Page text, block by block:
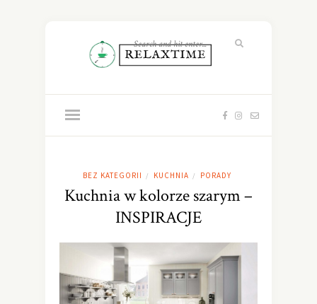
BEZ KATEGORII / KUCHNIA / PORADY
Kuchnia w kolorze szarym –
INSPIRACJE